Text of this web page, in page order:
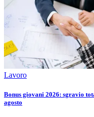
Lavoro
Bonus giovani 2026: sgravio
agosto